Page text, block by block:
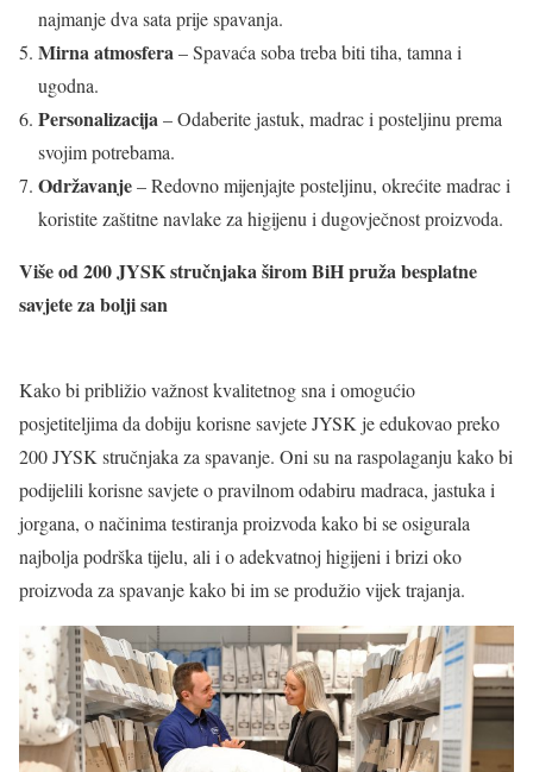
najmanje dva sata prije spavanja.
Mirna atmosfera – Spavaća soba treba biti tiha, tamna i
ugodna.
Personalizacija – Odaberite jastuk, madrac i posteljinu prema
svojim potrebama.
Održavanje– Redovno mijenjajte posteljinu, okrećite madrac i
koristite zaštitne navlake za higijenu i dugovječnost proizvoda.
Više od 200 JYSK stručnjaka širom BiH pruža besplatne
savjete za bolji san
Kako bi približio važnost kvalitetnog sna i omogućio
posjetiteljima da dobiju korisne savjete JYSK je edukovao preko
200 JYSK stručnjaka za spavanje. Oni su na raspolaganju kako bi
podijelili korisne savjete o pravilnom odabiru madraca, jastuka i
jorgana, o načinima testiranja proizvoda kako bi se osigurala
najbolja podrška tijelu, ali i o adekvatnoj higijeni i brizi oko
proizvoda za spavanje kako bi im se produžio vijek trajanja.